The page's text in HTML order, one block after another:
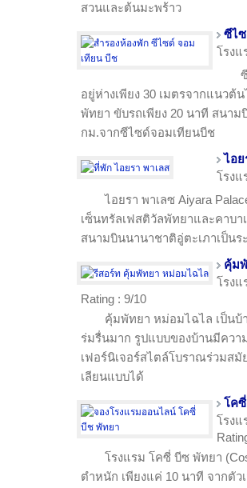
สวนและต้นมะพร้าว
ซีไ
โรง
อยู่ห่างเพียง 30 เมตรจากแนวต้
พัทยา ขับรถเพียง 20 นาที สนาม
กม.จากซีไซด์จอมเทียนบีช
ไอย
โรง
ไอยรา พาเลซ Aiyara
เซ็นทรัลเฟสติวัลพัทยาและคาบ
สนามบินนานาชาติอู่ตะเภาเป็นร
คุ้ม
โรง
Rating : 9/10
คุ้มพัทยา หม่อมไฉไล เป็น
ร่มรื่นมาก รูปแบบของบ้านมีควา
เฟอร์นิเจอร์สไตล์โบราณร่วมส
เลียนแบบได้
โค
โรง
โรงแรม โคซี่ บีซ พัทยา
ตำหนัก เพียงแค่ 10 นาที จากตัว